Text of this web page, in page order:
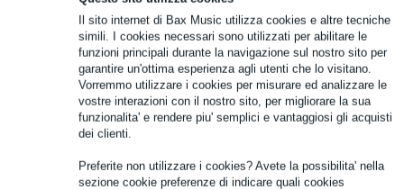
Il sito internet di Bax Music utilizza cookies e altre tecniche
simili. I cookies necessari sono utilizzati per abilitare le
funzioni principali durante la navigazione sul nostro sito per
garantire un'ottima esperienza agli utenti che lo visitano.
Vorremmo utilizzare i cookies per misurare ed analizzare le
vostre interazioni con il nostro sito, per migliorare la sua
funzionalita' e rendere piu' semplici e vantaggiosi gli acquisti
dei clienti.
Preferite non utilizzare i cookies? Avete la possibilita' nella
sezione cookie preferenze di indicare quali cookies
armadio rack/server da 19"
indipendente o a parete
Specifiche complete
Vedi anche (2)